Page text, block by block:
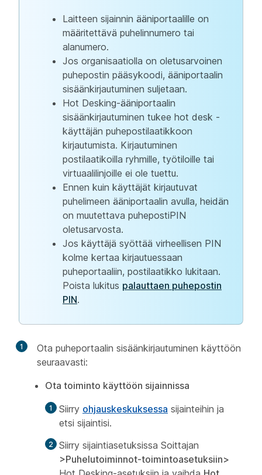
Laitteen sijainnin ääniportaalille on
määritettävä puhelinnumero tai
alanumero.
Jos organisaatiolla on oletusarvoinen
puhepostin pääsykoodi, ääniportaalin
sisäänkirjautuminen suljetaan.
Hot Desking-ääniportaalin
sisäänkirjautuminen tukee hot desk -
käyttäjän puhepostilaatikkoon
kirjautumista. Kirjautuminen
postilaatikoilla ryhmille, työtiloille tai
virtuaalilinjoille ei ole tuettu.
Ennen kuin käyttäjät kirjautuvat
puhelimeen ääniportaalin avulla, heidän
on muutettava puhepostiPIN
oletusarvosta.
Jos käyttäjä syöttää virheellisen PIN
kolme kertaa kirjautuessaan
puheportaaliin, postilaatikko lukitaan.
Poista lukitus palauttaen puhepostin
PIN.
1
Ota puheportaalin sisäänkirjautuminen käyttöön
seuraavasti:
Ota toiminto käyttöön sijainnissa
Siirry ohjauskeskuksessa sijainteihin ja
etsi sijaintisi.
Siirry sijaintiasetuksissa Soittajan
>Puhelutoiminnot-toimintoasetuksiin>